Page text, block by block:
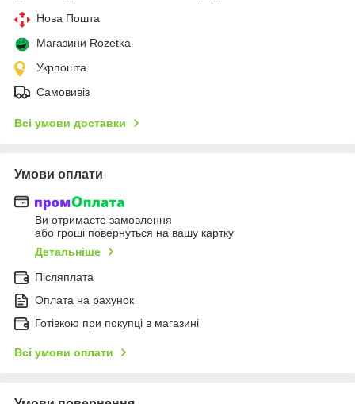
Нова Пошта
Магазини Rozetka
Укрпошта
Самовивіз
Всі умови доставки
Умови оплати
Ви отримаєте замовлення
або гроші повернуться на вашу картку
Детальніше
Післяплата
Оплата на рахунок
Готівкою при покупці в магазині
Всі умови оплати